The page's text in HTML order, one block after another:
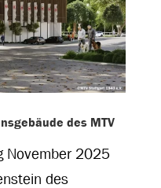
des MTV
November 2025
des